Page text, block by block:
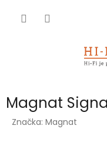
Magnat
Značka: Magnat